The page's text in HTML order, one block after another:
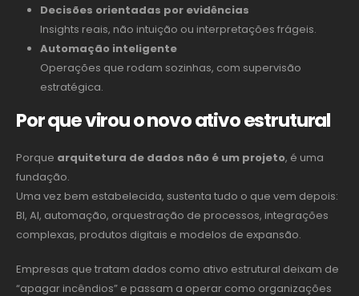
Decisões orientadas por evidências
Insights reais, não intuição ou interpretações frágeis.
Automação inteligente
Operações que rodam sozinhas, com supervisão
estratégica.
Por que virou o novo ativo estrutural
Porque arquitetura de dados não é um projeto, é uma
fundação.
Uma vez bem estabelecida, sustenta tudo o que vem depois:
BI, AI, automação, orquestração de processos, integrações
complexas, produtos digitais e modelos de expansão.
Empresas que tratam dados como ativo estrutural deixam de
“apagar incêndios” e passam a operar como organizações